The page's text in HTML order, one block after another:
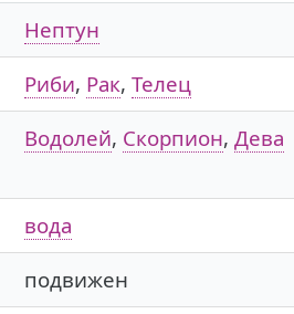
Нептун
Риби, Рак,Телец
Водолей, Скорпион,Дева
вода
подвижен